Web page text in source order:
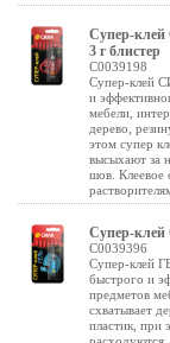
Супер-
3 г блистер
C0039198
Супер-клей
и
мебели,
дерево,
этом супер
высыхают за
шов. Клеевое
Супер-клей
C0039396
Супер-клей
быстрого и
предметов
схватывает
пластик, при